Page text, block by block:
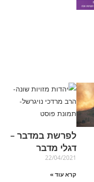
לפרשת במדבר –
דגלי מדבר
22/04/2021
קרא עוד »